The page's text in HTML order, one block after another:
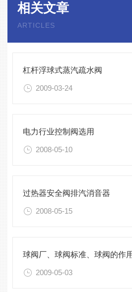
相关文章
ARTICLES
杠杆浮球式蒸汽疏水阀
2009-03-24
电力行业控制阀选用
2008-05-10
过热器安全阀排汽消音器
2008-05-15
2009-05-03